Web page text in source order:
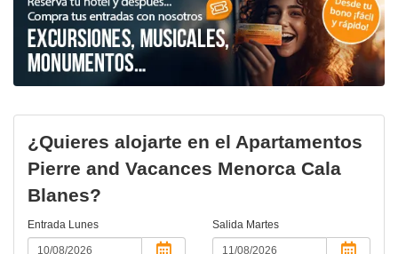
¿Quieres alojarte en el Apartamentos
Pierre and Vacances Menorca Cala
Blanes?
Entrada Lunes Salida Martes